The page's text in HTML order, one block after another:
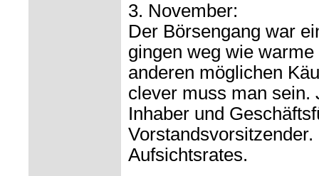
3. November:
Der Börsengang war
gingen weg wie
anderen möglichen
clever muss man sein.
Inhaber und
Aufsichtsrates.